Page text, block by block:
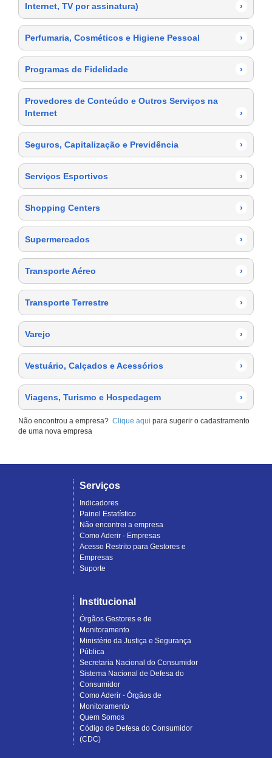
Internet, TV por assinatura)
›
Perfumaria, Cosméticos e Higiene Pessoal ›
Programas de Fidelidade ›
Provedores de Conteúdo e Outros Serviços na
Internet
›
Seguros, Capitalização e Previdência ›
Serviços Esportivos ›
Shopping Centers ›
Supermercados ›
Transporte Aéreo ›
Transporte Terrestre ›
Varejo ›
Vestuário, Calçados e Acessórios ›
Viagens, Turismo e Hospedagem ›
Não encontrou a empresa? Clique aqui para sugerir o cadastramento
de uma nova empresa
Serviços
Indicadores
Painel Estatístico
Não encontrei a empresa
Como Aderir - Empresas
Acesso Restrito para Gestores e
Empresas
Suporte
Institucional
Órgãos Gestores e de
Monitoramento
Ministério da Justiça e Segurança
Pública
Secretaria Nacional do Consumidor
Sistema Nacional de Defesa do
Consumidor
Como Aderir - Órgãos de
Monitoramento
Quem Somos
Código de Defesa do Consumidor
(CDC)